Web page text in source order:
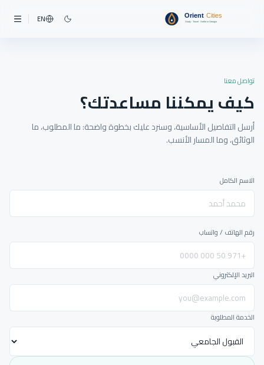
EN
تواصل معنا
كيف يمكننا مساعدتك؟
أرسل التفاصيل الأساسية، وسنرد عليك بخطوة واضحة: ما المطلوب، ما
الوثائق، وما المسار الأنسب.
الاسم الكامل
رقم الهاتف / واتساب
البريد الإلكتروني
الخدمة المطلوبة